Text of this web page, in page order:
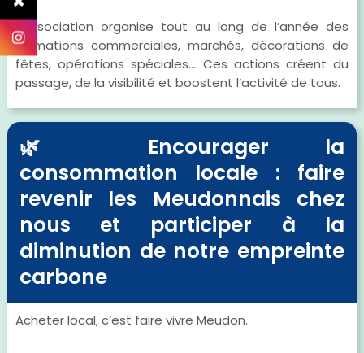
L’association organise tout au long de l’année des
animations commerciales, marchés, décorations de
fêtes, opérations spéciales... Ces actions créent du
passage, de la visibilité et boostent l’activité de tous.
🌿 Encourager la
consommation locale : faire
revenir les Meudonnais chez
nous et participer à la
diminution de notre empreinte
carbone
Acheter local, c’est faire vivre Meudon.